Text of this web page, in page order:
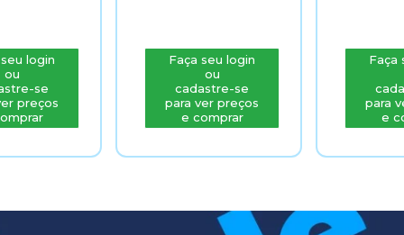
login
ou
se
preços
Faça seu login
ou
cadastre-se
para ver preços
e comprar
Faça
para
e